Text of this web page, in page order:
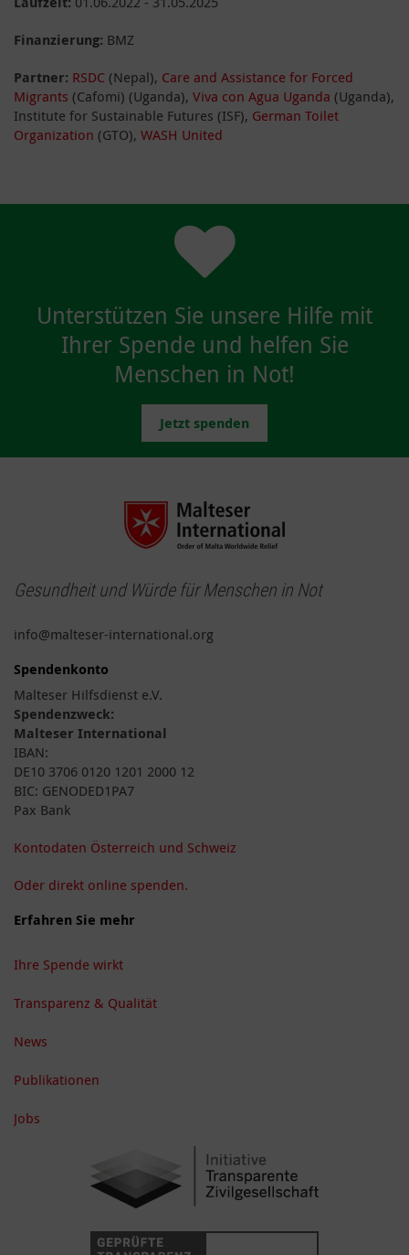
Finanzierung: BMZ
Partner: RSDC (Nepal), Care and Assistance for Forced
Migrants (Cafomi) (Uganda), Viva con Agua Uganda (Uganda),
Institute for Sustainable Futures (ISF), German Toilet
Organization (GTO), WASH United
Unterstützen Sie unsere Hilfe mit
Ihrer Spende und helfen Sie
Menschen in Not!
Jetzt spenden
Gesundheit und Würde für Menschen in Not
info@malteser-international.org
Spendenkonto
Malteser Hilfsdienst e.V.
Spendenzweck:
Malteser International
IBAN:
DE10 3706 0120 1201 2000 12
BIC: GENODED1PA7
Pax Bank
Kontodaten Österreich und Schweiz
Oder direkt online spenden.
Erfahren Sie mehr
Ihre Spende wirkt
Transparenz & Qualität
News
Publikationen
Jobs